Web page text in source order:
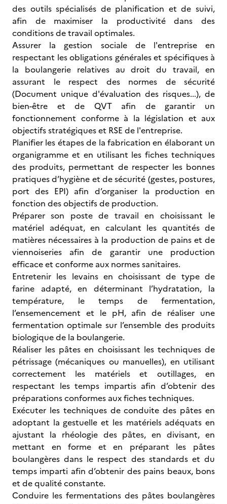
des outils spécialisés de planification et de suivi,
afin de maximiser la productivité dans des
conditions de travail optimales.
Assurer la gestion sociale de l'entreprise en
respectant les obligations générales et spécifiques à
la boulangerie relatives au droit du travail, en
assurant le respect des normes de sécurité
(Document unique d'évaluation des risques...), de
bien-être et de QVT afin de garantir un
fonctionnement conforme à la législation et aux
objectifs stratégiques et RSE de l'entreprise.
Planifier les étapes de la fabrication en élaborant un
organigramme et en utilisant les fiches techniques
des produits, permettant de respecter les bonnes
pratiques d’hygiène et de sécurité (gestes, postures,
port des EPI) afin d’organiser la production en
fonction des objectifs de production.
Préparer son poste de travail en choisissant le
matériel adéquat, en calculant les quantités de
matières nécessaires à la production de pains et de
viennoiseries afin de garantir une production
efficace et conforme aux normes sanitaires.
Entretenir les levains en choisissant de type de
farine adapté, en déterminant l’hydratation, la
température, le temps de fermentation,
l’ensemencement et le pH, afin de réaliser une
fermentation optimale sur l’ensemble des produits
biologique de la boulangerie.
Réaliser les pâtes en choisissant les techniques de
pétrissage (mécaniques ou manuelles), en utilisant
correctement les matériels et outillages, en
respectant les temps impartis afin d’obtenir des
préparations conformes aux fiches techniques.
Exécuter les techniques de conduite des pâtes en
adoptant la gestuelle et les matériels adéquats en
ajustant la rhéologie des pâtes, en divisant, en
mettant en forme et en préparant les pâtes
boulangères dans le respect des standards et du
temps imparti afin d’obtenir des pains beaux, bons
et de qualité constante.
Conduire les fermentations des pâtes boulangères